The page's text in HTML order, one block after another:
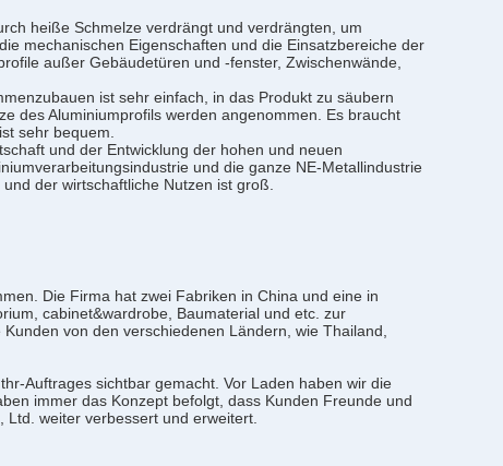
heiße Schmelze verdrängt und verdrängten, um
mechanischen Eigenschaften und die Einsatzbereiche der
außer Gebäudetüren und -fenster, Zwischenwände,
ist sehr einfach, in das Produkt zu säubern
des Aluminiumprofils werden angenommen. Es braucht
sehr bequem.
und der Entwicklung der hohen und neuen
und die ganze NE-Metallindustrie
der wirtschaftliche Nutzen ist groß.
Die Firma hat zwei Fabriken in China und eine in
cabinet&wardrobe, Baumaterial und etc. zur
von den verschiedenen Ländern, wie Thailand,
Auftrages sichtbar gemacht. Vor Laden haben wir die
immer das Konzept befolgt, dass Kunden Freunde und
weiter verbessert und erweitert.